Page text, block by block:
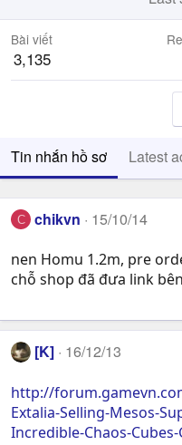
Bài viết
3,135
Tin nhắn hồ sơ Latest
C chikvn 15/10/14
nen Homu 1.2m, pre
chỗ shop đã đưa link
[K] 16/12/13
http://
Extalia-Selling-Mesos-
Incredible-Chaos-